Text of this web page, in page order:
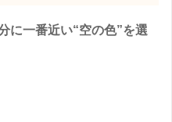
に一番近い“空の色”を選